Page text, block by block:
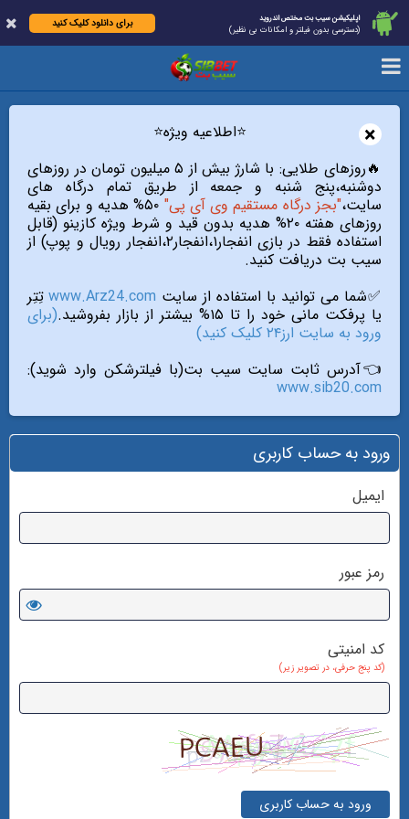
اپلیکیشن سیب بت مختص اندروید
(دسترسی بدون فیلتر و امکانات بی نظیر)
برای دانلود کلیک کنید
×
⭐️اطلاعیه ویژه⭐️
🔥روزهای طلایی: با شارژ بیش از ۵ میلیون تومان در روزهای
دوشنبه،پنج شنبه و جمعه از طریق تمام درگاه های
سایت،"بجز درگاه مستقیم وی آی پی"
۵۰% هدیه و برای بقیه
روزهای هفته ۲۰% هدیه بدون قید و شرط ویژه کازینو (قابل
استفاده فقط در بازی انفجار۱،انفجار۲،انفجار رویال و پوپ) از
سیب بت دریافت کنید.
✅شما می توانید با استفاده از سایت www.Arz24.com تِتِر
یا پرفکت مانی خود را تا ۱۵% بیشتر از بازار بفروشید.
(برای
ورود به سایت ارز۲۴ کلیک کنید)
👈آدرس ثابت سایت سیب بت(با فیلترشکن وارد شوید):
www.sib20.com
ورود به حساب کاربری
ایمیل
رمز عبور
کد امنیتی
(کد پنج حرفی، در تصویر زیر)
ورود به حساب کاربری